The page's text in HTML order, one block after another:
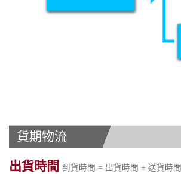
貨期物流
出貨時間 到貨時間 = 出貨時間 + 送貨時間